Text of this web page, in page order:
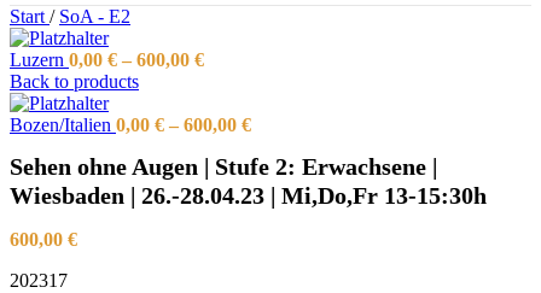
Start / SoA - E2
Luzern 0,00 € – 600,00 €
Back to products
Bozen/Italien 0,00 € – 600,00 €
Sehen ohne Augen | Stufe 2: Erwachsene |
Wiesbaden | 26.-28.04.23 | Mi,Do,Fr 13-15:30h
600,00 €
202317